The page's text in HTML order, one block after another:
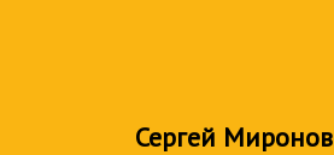
Сергей Миронов